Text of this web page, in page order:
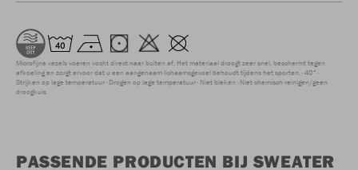
Microfijne vezels voeren vocht direct naar buiten af. Het materiaal droogt zeer snel, beschermt tegen
afkoeling en zorgt ervoor dat u een aangenaam lichaamsgevoel behoudt tijdens het sporten. 40°
Strijken op lage temperatuur Drogen op lage temperatuur Niet bleken Niet chemisch reinigen/geen
droogkuis
PASSENDE PRODUCTEN BIJ SWEATER